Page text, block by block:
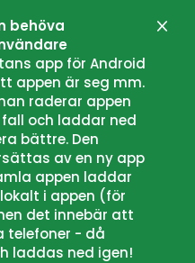
behöva
app för Android
appen är seg mm.
raderar appen
och laddar ned
bättre. Den
av en ny app
appen laddar
i appen (för
det innebär att
telefoner - då
laddas ned igen!